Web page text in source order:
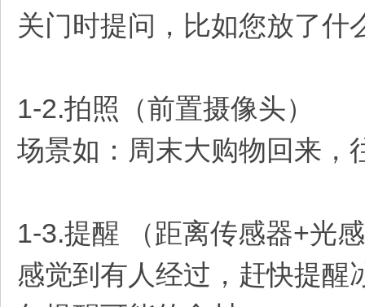
关门时提问，比如您放了什
1-2.拍照（前置摄像头）
场景如：周末大购物回来，
1-3.提醒 （距离传感器+光
感觉到有人经过，赶快提醒